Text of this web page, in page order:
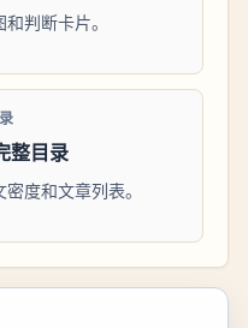
判断卡片。
整目录
度和文章列表。